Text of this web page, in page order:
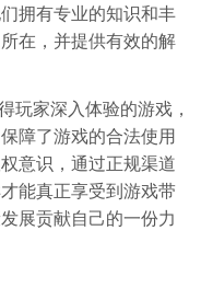
拥有专业的知识和丰
在，并提供有效的解
玩家深入体验的游戏，
障了游戏的合法使用
意识，通过正规渠道
能真正享受到游戏带
展贡献自己的一份力